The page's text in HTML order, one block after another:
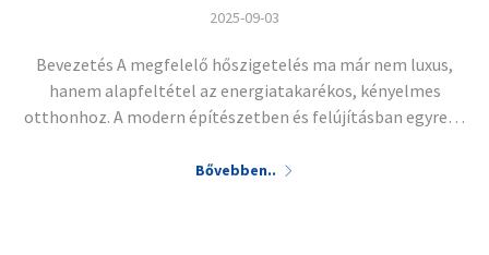
2025-09-03
Bevezetés A megfelelő hőszigetelés ma már nem luxus,
hanem alapfeltétel az energiatakarékos, kényelmes
otthonhoz. A modern építészetben és felújításban egyre…
Bővebben..